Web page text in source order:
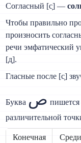
Согласный [с̣] —
Чтобы правильно
произносить
речи эмфатический
[д̣].
Гласные после [с̣]
Буква ص пишется
различительной
Конечная